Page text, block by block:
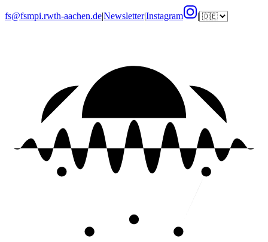
fs@fsmpi.rwth-aachen.de|Newsletter|Instagram |